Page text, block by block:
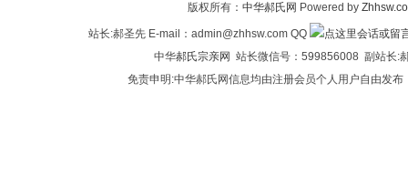
版权所有： 中华郝氏网 Powered by
站长:郝圣先 E-mail：admin@zhhsw.com QQ
中华郝氏宗亲网 站长微信号：599856008 副站长:
免责申明:中华郝氏网信息均由注册会员个人用户自由发